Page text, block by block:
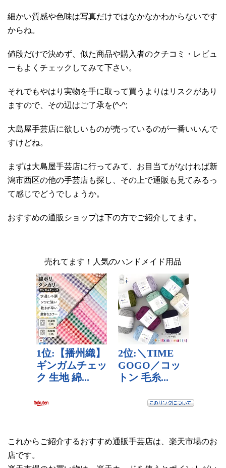
細かい質感や色味は写真だけではなかなかわからないです
からね。
値段だけで決めず、似た商品や購入者のクチコミ・レビュ
ーもよくチェックしてみて下さい。
それでもやはり実物を手に取って買うよりはリスクがあり
ますので、その辺はご了承を(^-^;
大島屋手芸店に欲しいものが売っているのが一番いいんで
すけどね。
まずは大島屋手芸店に行ってみて、お目当てがなければ新
潟市西区の他の手芸店も探し、その上で通販も見てみるっ
て感じでどうでしょうか。
おすすめの通販ショップは下の方でご紹介してます。
売れてます！人気のハンドメイド用品
これからご紹介するおすすめ通販手芸店は、楽天市場のお
店です。